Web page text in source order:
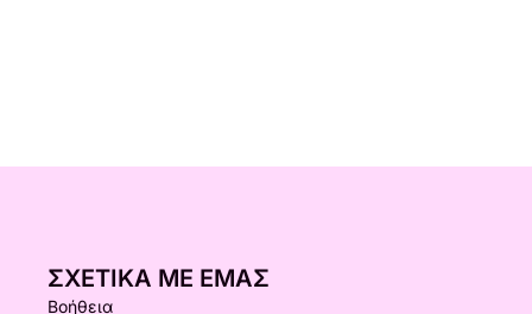
ΣΧΕΤΙΚΆ ΜΕ ΕΜΆΣ
Βοήθεια